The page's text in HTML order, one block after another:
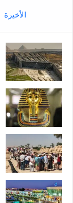
الأخيرة